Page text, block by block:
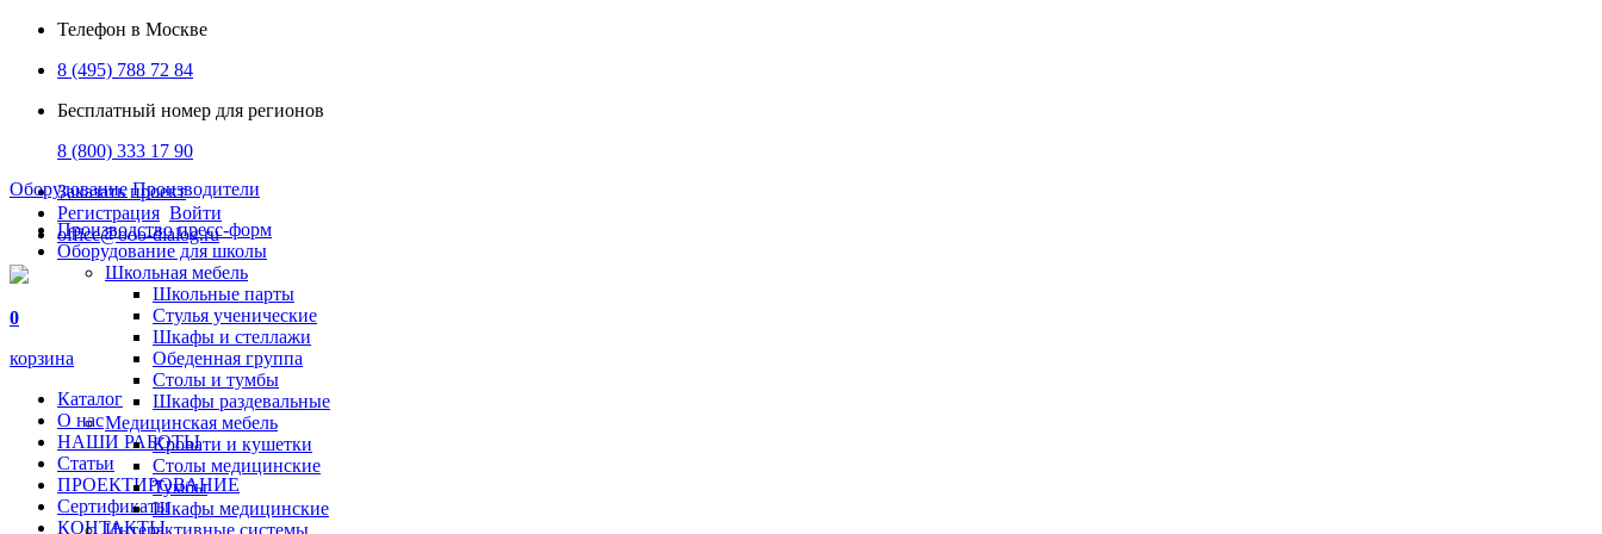
Телефон в Москве
8 (495) 788 72 84
Бесплатный номер для регионов
8 (800) 333 17 90
Заказать проект
Регистрация Войти
office@ooo-dialog.ru
0
корзина
Каталог
О нас
НАШИ РАБОТЫ
Статьи
ПРОЕКТИРОВАНИЕ
Сертификаты
КОНТАКТЫ
Оборудование Производители
Производство пресс-форм
Оборудование для школы
Школьная мебель
Школьные парты
Стулья ученические
Шкафы и стеллажи
Обеденная группа
Столы и тумбы
Шкафы раздевальные
Медицинская мебель
Кровати и кушетки
Столы медицинские
Тумбы
Шкафы медицинские
Интерактивные системы